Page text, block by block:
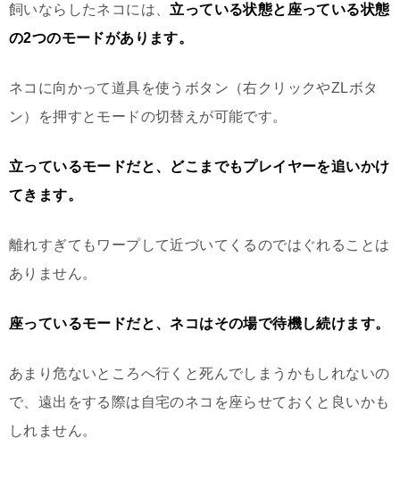
飼いならしたネコには、 立っている状態と座っている状態
の2つのモードがあります。
ネコに向かって道具を使うボタン（右クリックやZLボタ
ン）を押すとモードの切替えが可能です。
立っているモードだと、どこまでもプレイヤーを追いかけ
てきます。
離れすぎてもワープして近づいてくるのではぐれることは
ありません。
座っているモードだと、ネコはその場で待機し続けます。
あまり危ないところへ行くと死んでしまうかもしれないの
で、遠出をする際は自宅のネコを座らせておくと良いかも
しれません。